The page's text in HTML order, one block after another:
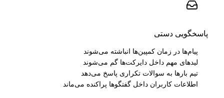
پاسخگویی دستی
پیام‌ها در زمان کمپین‌ها انباشته می‌شوند
لیدهای مهم داخل دایرکت‌ها گم می‌شوند
تیم بارها به سوالات تکراری پاسخ می‌دهد
اطلاعات کاربران داخل گفتگوها پراکنده می‌ماند